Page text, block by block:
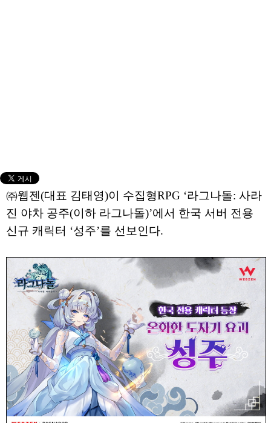
㈜웹젠(대표 김태영)이 수집형RPG ‘라그나돌: 사라
진 야차 공주(이하 라그나돌)’에서 한국 서버 전용
신규 캐릭터 ‘성주’를 선보인다.